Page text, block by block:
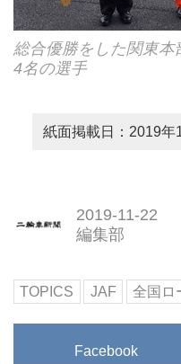
総合優勝をした関東
4名の選手
紙面掲載日：2019年
2019-11-22
編集部
TOPICS JAF 全国ロ
Facebook